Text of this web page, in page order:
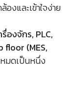
งและเข้าใจง่าย
องจักร, PLC,
floor (MES,
มดเป็นหนึ่ง